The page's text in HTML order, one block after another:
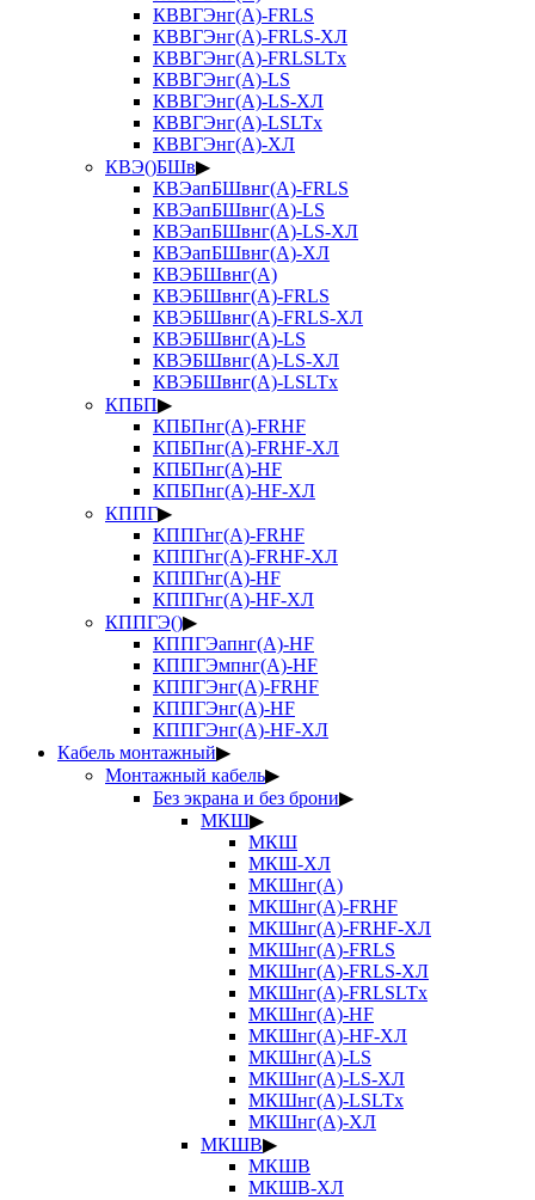
КВВГЭнг(А)-FRLS
КВВГЭнг(А)-FRLS-ХЛ
КВВГЭнг(А)-FRLSLTx
КВВГЭнг(А)-LS
КВВГЭнг(А)-LS-ХЛ
КВВГЭнг(А)-LSLTx
КВВГЭнг(А)-ХЛ
КВЭ()БШв▶
КВЭапБШвнг(А)-FRLS
КВЭапБШвнг(А)-LS
КВЭапБШвнг(А)-LS-ХЛ
КВЭапБШвнг(А)-ХЛ
КВЭБШвнг(А)
КВЭБШвнг(А)-FRLS
КВЭБШвнг(А)-FRLS-ХЛ
КВЭБШвнг(А)-LS
КВЭБШвнг(А)-LS-ХЛ
КВЭБШвнг(А)-LSLTx
КПБП▶
КПБПнг(А)-FRHF
КПБПнг(А)-FRHF-ХЛ
КПБПнг(А)-HF
КПБПнг(А)-HF-ХЛ
КППГ▶
КППГнг(А)-FRHF
КППГнг(А)-FRHF-ХЛ
КППГнг(А)-HF
КППГнг(А)-HF-ХЛ
КППГЭ()▶
КППГЭапнг(А)-HF
КППГЭмпнг(А)-HF
КППГЭнг(А)-FRHF
КППГЭнг(А)-HF
КППГЭнг(А)-HF-ХЛ
Кабель монтажный▶
Монтажный кабель▶
Без экрана и без брони▶
МКШ▶
МКШ
МКШ-ХЛ
МКШнг(А)
МКШнг(А)-FRHF
МКШнг(А)-FRHF-ХЛ
МКШнг(А)-FRLS
МКШнг(А)-FRLS-ХЛ
МКШнг(А)-FRLSLTx
МКШнг(А)-HF
МКШнг(А)-HF-ХЛ
МКШнг(А)-LS
МКШнг(А)-LS-ХЛ
МКШнг(А)-LSLTx
МКШнг(А)-ХЛ
МКШВ▶
МКШВ
МКШВ-ХЛ